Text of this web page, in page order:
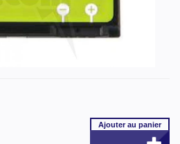
Ajouterau panier